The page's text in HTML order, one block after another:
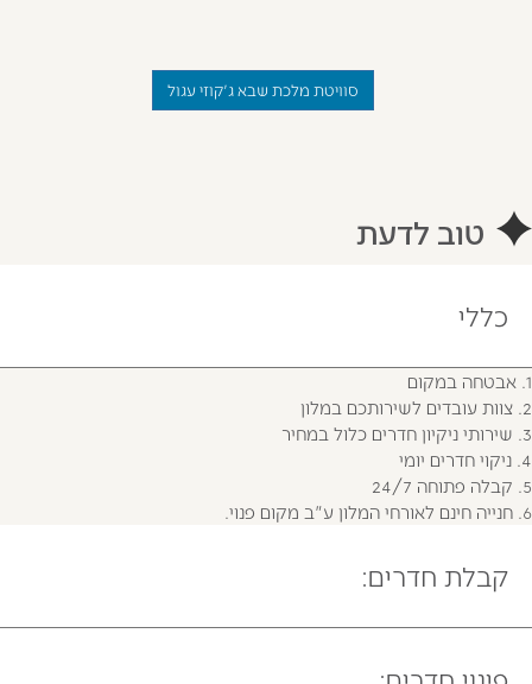
סוויטת מלכת שבא ג'קוזי עגול
טוב לדעת
כללי
1. אבטחה במקום
2. צוות עובדים לשירותכם במלון
3. שירותי ניקיון חדרים כלול במחיר
4. ניקוי חדרים יומי
5. קבלה פתוחה 24/7
6. חנייה חינם לאורחי המלון ע"ב מקום פנוי.
קבלת חדרים: